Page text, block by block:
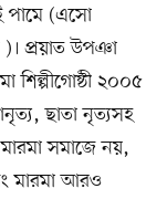
পামে (এসো
)। প্রয়াত উপঞা
শিল্পীগোষ্ঠী ২০০৫
ছাতা নৃত্যসহ
সমাজে নয়,
মারমা আরও